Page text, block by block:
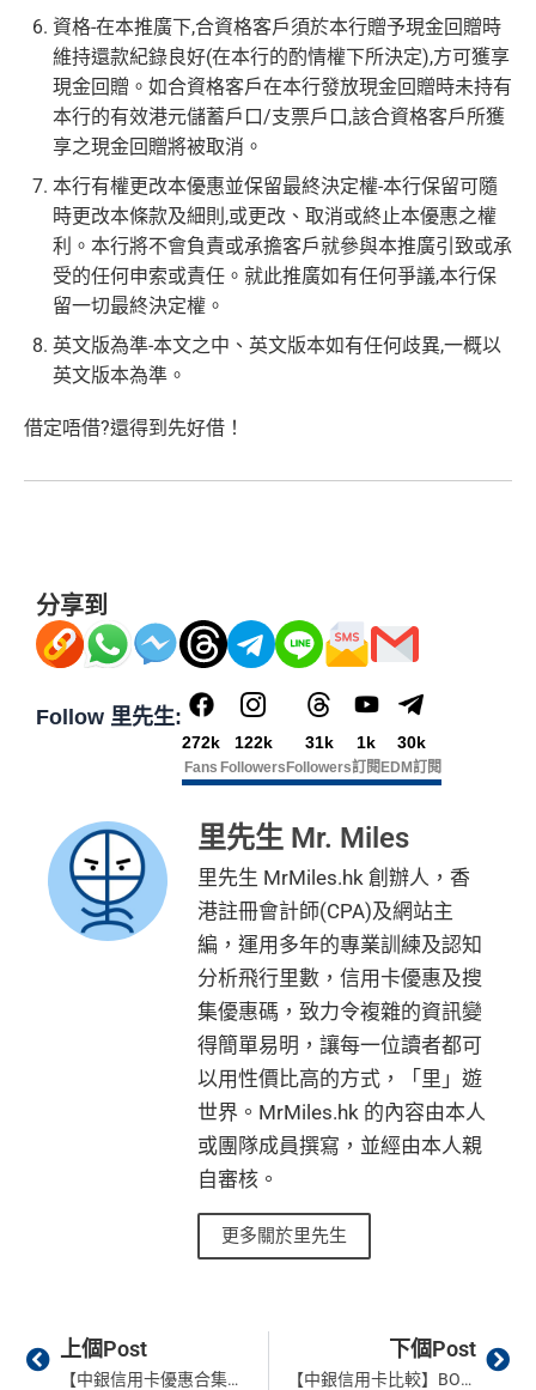
資格-在本推廣下,合資格客戶須於本行贈予現金回贈時
維持還款紀錄良好(在本行的酌情權下所決定),方可獲享
現金回贈。如合資格客戶在本行發放現金回贈時未持有
本行的有效港元儲蓄戶口/支票戶口,該合資格客戶所獲
享之現金回贈將被取消。
本行有權更改本優惠並保留最終決定權-本行保留可隨
時更改本條款及細則,或更改、取消或終止本優惠之權
利。本行將不會負責或承擔客戶就參與本推廣引致或承
受的任何申索或責任。就此推廣如有任何爭議,本行保
留一切最終決定權。
英文版為準-本文之中、英文版本如有任何歧異,一概以
英文版本為準。
借定唔借?還得到先好借！
分享到
Follow 里先生:
272k
Fans
122k
Followers
31k
Followers
1k
訂閱
30k
EDM訂閱
里先生 Mr. Miles
里先生 MrMiles.hk 創辦人，香
港註冊會計師(CPA)及網站主
編，運用多年的專業訓練及認知
分析飛行里數，信用卡優惠及搜
集優惠碼，致力令複雜的資訊變
得簡單易明，讓每一位讀者都可
以用性價比高的方式，「里」遊
世界。MrMiles.hk 的內容由本人
或團隊成員撰寫，並經由本人親
自審核。
更多關於里先生
Prev
上個Post
【中銀信用卡優惠合集】中銀信用卡 BoC Pay+ 全年優惠2026 (8月更新)
下個Post
【中銀信用卡比較】BOC信用卡邊張好？中國銀行信用卡攻略 迎新/冷河期分析Hotline